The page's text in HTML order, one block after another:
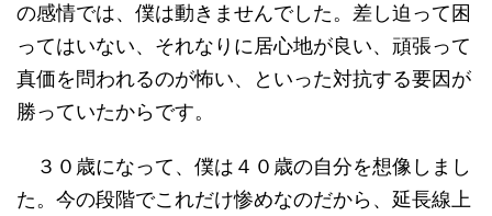
の感情では、僕は動きませんでした。差し迫って困
ってはいない、それなりに居心地が良い、頑張って
真価を問われるのが怖い、といった対抗する要因が
勝っていたからです。
３０歳になって、僕は４０歳の自分を想像しまし
た。今の段階でこれだけ惨めなのだから、延長線上